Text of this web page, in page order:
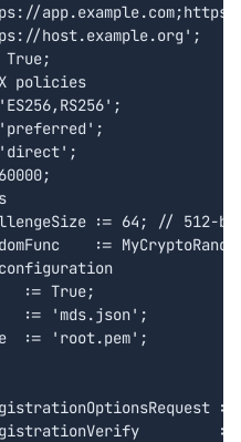
host.example.org';
True;
policies
:= 64; // 512-
:=
:= True;
:= 'mds.json';
:= 'root.pem';